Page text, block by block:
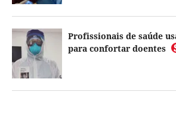
Profissionais de saúde
para confortar doentes